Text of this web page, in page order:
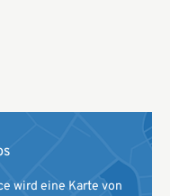
wird eine Karte von